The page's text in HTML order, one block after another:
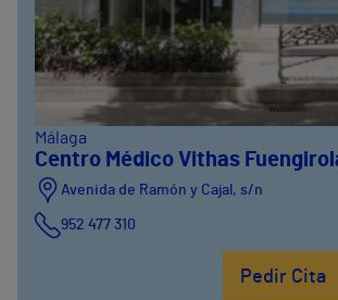
Málaga
Centro Médico Vithas
Avenida de Ramón y Cajal, s/n
952 477 310
Pedir Cita